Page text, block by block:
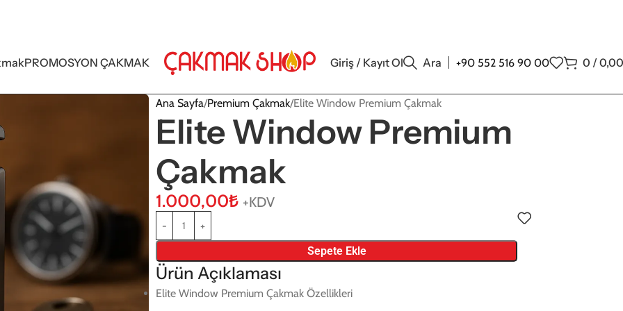
PROMOSYON ÇAKMAK Giriş / Kayıt Ol Ara +90 552 516 90 00 0 /0,00
Ana Sayfa Premium Çakmak Elite Window Premium Çakmak
Elite Window Premium
Çakmak
1.000,00₺ +KDV
Sepete Ekle
Ürün Açıklaması
Elite Window Premium Çakmak Özellikleri